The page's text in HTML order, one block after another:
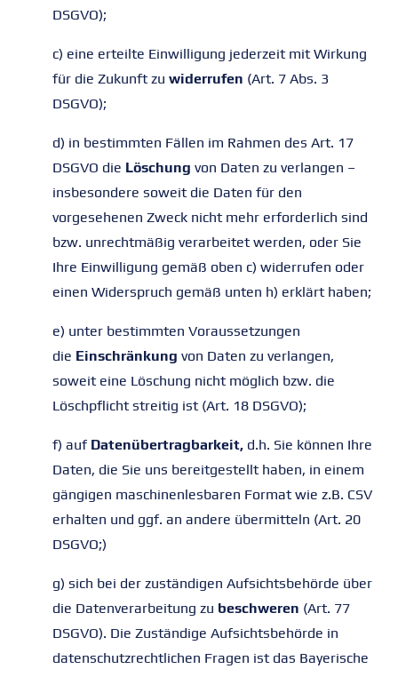
DSGVO);
c) eine erteilte Einwilligung jederzeit mit Wirkung
für die Zukunft zu widerrufen (Art. 7 Abs. 3
DSGVO);
d) in bestimmten Fällen im Rahmen des Art. 17
DSGVO die Löschung von Daten zu verlangen –
insbesondere soweit die Daten für den
vorgesehenen Zweck nicht mehr erforderlich sind
bzw. unrechtmäßig verarbeitet werden, oder Sie
Ihre Einwilligung gemäß oben c) widerrufen oder
einen Widerspruch gemäß unten h) erklärt haben;
e) unter bestimmten Voraussetzungen
die Einschränkung von Daten zu verlangen,
soweit eine Löschung nicht möglich bzw. die
Löschpflicht streitig ist (Art. 18 DSGVO);
f) auf Datenübertragbarkeit, d.h. Sie können Ihre
Daten, die Sie uns bereitgestellt haben, in einem
gängigen maschinenlesbaren Format wie z.B. CSV
erhalten und ggf. an andere übermitteln (Art. 20
DSGVO;)
g) sich bei der zuständigen Aufsichtsbehörde über
die Datenverarbeitung zu beschweren (Art. 77
DSGVO). Die Zuständige Aufsichtsbehörde in
datenschutzrechtlichen Fragen ist das Bayerische